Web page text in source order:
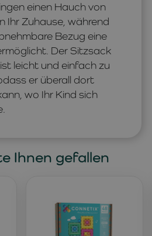
einen Hauch von
Ihr Zuhause, während
Bezug eine
Der Sitzsack
leicht und einfach zu
er überall dort
wo Ihr Kind sich
Ihnen gefallen